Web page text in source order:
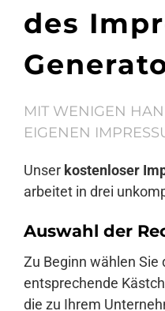
des
MIT WENIGEN
EIGENEN
Unser kostenloser
arbeitet in drei
Auswahl der
Zu Beginn wählen Sie
entsprechende
die zu Ihrem